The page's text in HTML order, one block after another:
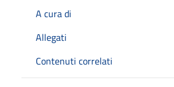
A cura di
Allegati
Contenuti correlati